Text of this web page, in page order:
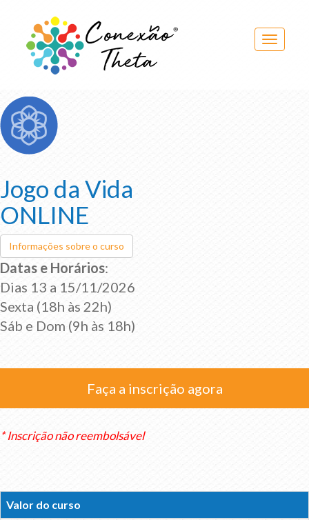
Toggle
Jogo da Vida
ONLINE
Informações sobre o curso
Datas e Horários:
Dias 13 a 15/11/2026
Sexta (18h às 22h)
Sáb e Dom (9h às 18h)
Faça a inscrição agora
* Inscrição não reembolsável
Valor do curso